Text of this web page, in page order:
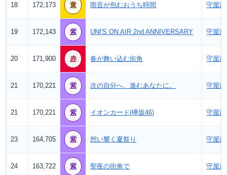
18 172,173 黄 雨音が包むおうち時間 守屋茜
19 172,143 紫 UNI'S ON AIR 2nd ANNIVERSARY 守屋茜
20 171,900 赤 春が舞い込む街角 守屋茜
21 170,221 紫 次の自分へ、進むあなたに。 守屋茜
21 170,221 紫 イオンカード(欅坂46) 守屋茜
23 164,705 紫 想い響く夏祭り 守屋茜
24 163,722 紫 聖夜の街角で 守屋茜